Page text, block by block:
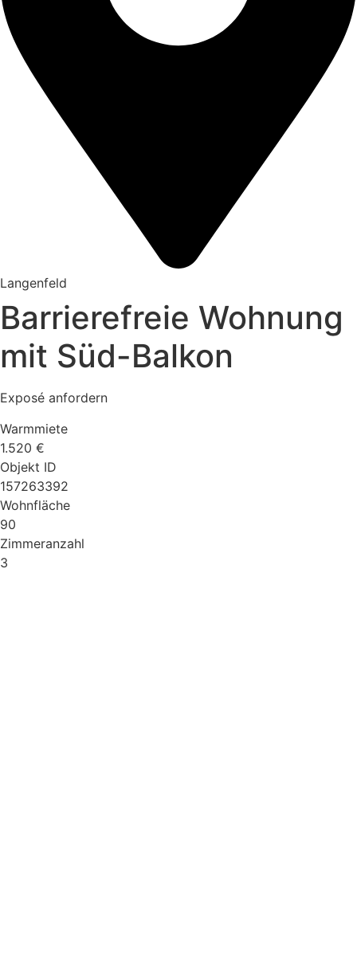
Langenfeld
Barrierefreie Wohnung
mit Süd-Balkon
Exposé anfordern
Warmmiete
1.520 €
Objekt ID
157263392
Wohnfläche
90
Zimmeranzahl
3